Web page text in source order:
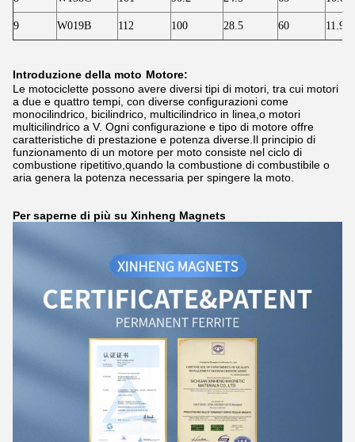
9 W019B 112 100 28.5 60 11.90
Introduzione della moto Motore:
Le motociclette possono avere diversi tipi di motori, tra cui motori
a due e quattro tempi, con diverse configurazioni come
monocilindrico, bicilindrico, multicilindrico in linea,o motori
multicilindrico a V. Ogni configurazione e tipo di motore offre
caratteristiche di prestazione e potenza diverse.Il principio di
funzionamento di un motore per moto consiste nel ciclo di
combustione ripetitivo,quando la combustione di combustibile o
aria genera la potenza necessaria per spingere la moto.
Per saperne di più su Xinheng Magnets